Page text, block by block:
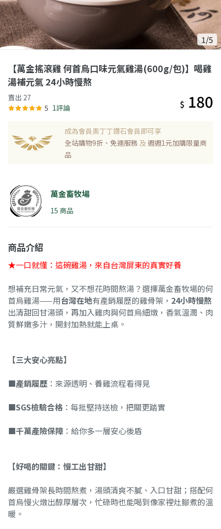
1/5
【萬金搖滾雞 何首烏口味元氣雞湯(600g/包)】喝雞
湯補元氣 24小時慢熬
賣出 27
5 1評論 $ 180
成為會員奧丁丁鑽石會員即可享
全站購物9折、免運服務 及 週週1元加購限量商
品
萬金畜牧場
15 商品
商品介紹
★一口就懂：這碗雞湯，來自台灣屏東的真實好養
想補充日常元氣，又不想花時間熬湯？選擇萬金畜牧場的何
首烏雞湯——用台灣在地有產銷履歷的雞骨架， 24小時慢熬
出清甜回甘湯頭，再加入雞肉與何首烏細燉，香氣溫潤、肉
質鮮嫩多汁，開封加熱就能上桌。
【三大安心亮點】
■產銷履歷 ：來源透明、養雞流程看得見
■SGS檢驗合格 ：每批堅持送檢，把關更踏實
■千萬產險保障 ：給你多一層安心後盾
【好喝的關鍵：慢工出甘甜】
嚴選雞骨架長時間熬煮，湯頭清爽不膩、入口甘甜；搭配何
首烏慢火燉出醇厚層次，忙碌時也能喝到像家裡灶腳煮的溫
暖。